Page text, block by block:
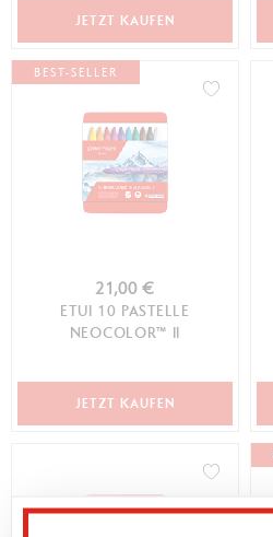
JETZT KAUFEN
BEST-SELLER
21,00 €
ETUI 10 PASTELLE
NEOCOLOR™ II
JETZT KAUFEN